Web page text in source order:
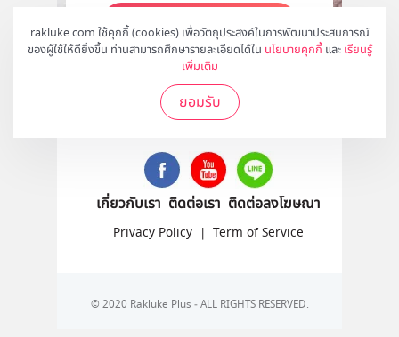
rakluke.com ใช้คุกกี้ (cookies) เพื่อวัตถุประสงค์ในการพัฒนาประสบการณ์
ของผู้ใช้ให้ดียิ่งขึ้น ท่านสามารถศึกษารายละเอียดได้ใน นโยบายคุกกี้ และ เรียนรู้
เพิ่มเติม
ยอมรับ
สมัคร
ติดตามเราได้ที่
เกี่ยวกับเรา ติดต่อเรา ติดต่อลงโฆษณา
Privacy Policy | Term of Service
© 2020 Rakluke Plus - ALL RIGHTS RESERVED.